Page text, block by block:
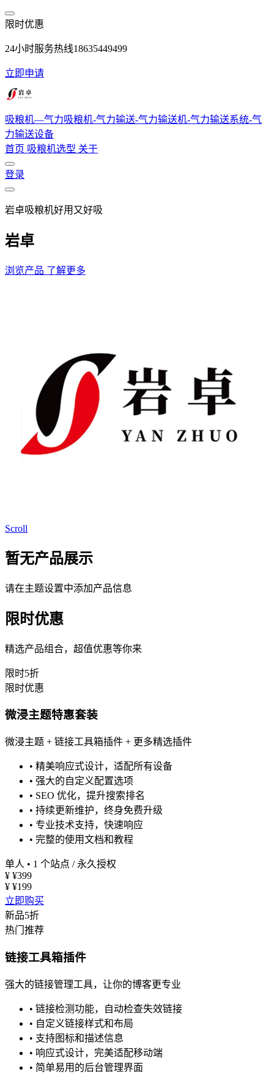
跳转到主要内容
限时优惠
24小时服务热线18635449499
立即申请
吸粮机—气力吸粮机-气力输送-气力输送机-气力输送系统-气
力输送设备
首页 吸粮机选型 关于
登录
岩卓吸粮机好用又好吸
岩卓
浏览产品 了解更多
Scroll
暂无产品展示
请在主题设置中添加产品信息
限时优惠
精选产品组合，超值优惠等你来
限时5折
限时优惠
微浸主题特惠套装
微浸主题 + 链接工具箱插件 + 更多精选插件
• 精美响应式设计，适配所有设备
• 强大的自定义配置选项
• SEO 优化，提升搜索排名
• 持续更新维护，终身免费升级
• 专业技术支持，快速响应
• 完整的使用文档和教程
单人 • 1 个站点 / 永久授权
¥ ¥399
¥ ¥199
立即购买
新品5折
热门推荐
链接工具箱插件
强大的链接管理工具，让你的博客更专业
• 链接检测功能，自动检查失效链接
• 自定义链接样式和布局
• 支持图标和描述信息
• 响应式设计，完美适配移动端
• 简单易用的后台管理界面